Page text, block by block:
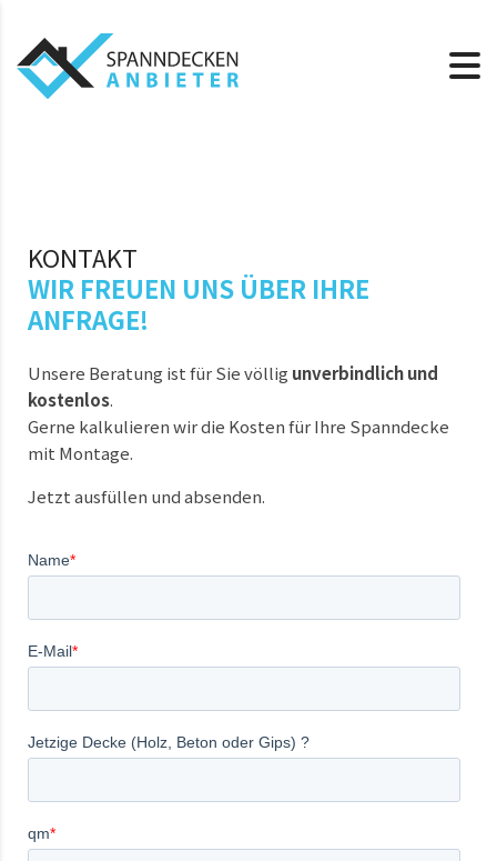
KONTAKT
WIR FREUEN UNS ÜBER IHRE
ANFRAGE!
Unsere Beratung ist für Sie völlig unverbindlich und
kostenlos.
Gerne kalkulieren wir die Kosten für Ihre Spanndecke
mit Montage.
Jetzt ausfüllen und absenden.